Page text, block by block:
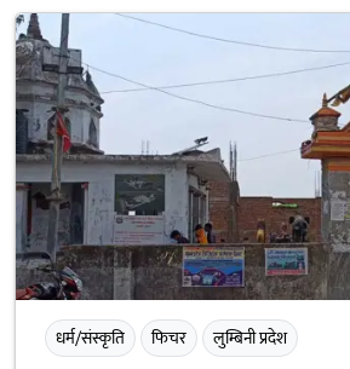
धर्म/संस्कृति फिचर लुम्बिनी प्रदेश